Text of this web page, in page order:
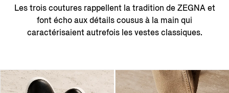
Les trois coutures rappellent la tradition de ZEGNA et
font écho aux détails cousus à la main qui
caractérisaient autrefois les vestes classiques.